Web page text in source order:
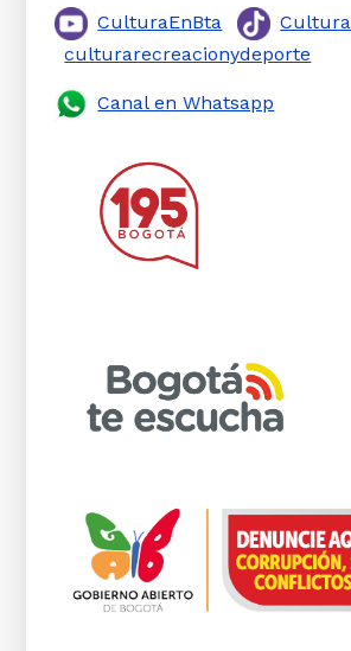
CulturaEnBta
culturarecreacionydeporte
Canal en Whatsapp